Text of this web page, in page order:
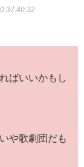
ばいいかもし
や歌劇団だも